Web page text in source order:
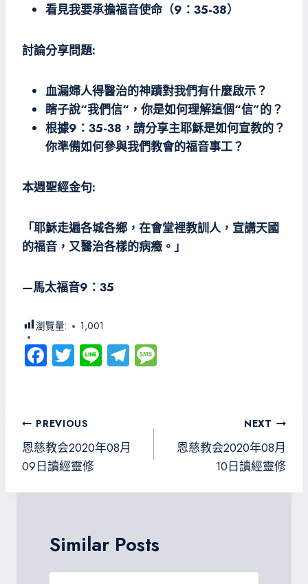
看見我要承擔福音使命（9 ： 35-38）
討論分享問題:
血漏婦人得醫治的神蹟對我們有什麼啟示？
瞎子說“我們信“ ，你是如何理解這個“信”的？
根據9 ： 35-38 ，請分享主耶穌是如何宣教的？
你準備如何參與我們教會的福音事工？
本週聖經金句:
「耶穌走遍各城各鄉，在會堂裡教訓人，宣講天國
的福音，又醫治各樣的病癥。」
—馬太福音9 ： 35
瀏覽量: 1,001
Fa
ce
o
ok
T
wi
er
Li
ne
Te
le
文
章
導
覽
PREVIOUS
恩慈教会2020年08月
09日讀經靈修
NEXT
恩慈教会2020年08月
10日讀經靈修
Similar Posts